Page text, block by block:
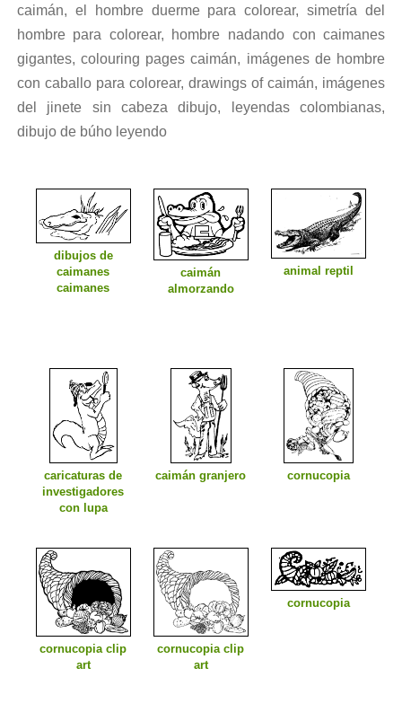
caimán, el hombre duerme para colorear, simetría del
hombre para colorear, hombre nadando con caimanes
gigantes, colouring pages caimán, imágenes de hombre
con caballo para colorear, drawings of caimán, imágenes
del jinete sin cabeza dibujo, leyendas colombianas,
dibujo de búho leyendo
dibujos de
caimanes
caimanes
caimán
almorzando
animal reptil
caricaturas de
investigadores
con lupa
caimán granjero cornucopia
cornucopia clip
art
cornucopia clip
art
cornucopia